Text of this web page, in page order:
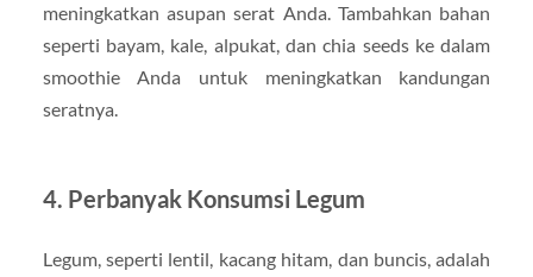
meningkatkan asupan serat Anda. Tambahkan bahan
seperti bayam, kale, alpukat, dan chia seeds ke dalam
smoothie Anda untuk meningkatkan kandungan
seratnya.
4. Perbanyak Konsumsi Legum
Legum, seperti lentil, kacang hitam, dan buncis, adalah